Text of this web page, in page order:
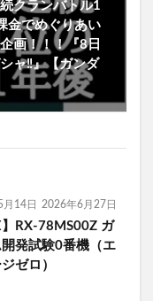
クランバトル1
金でめぐりあい
画！！！『8日
ャ‼️』【ガンダ
月14日 2026年6月27日
】RX-78MS00Z ガ
発試験0番機（エ
ゼロ）